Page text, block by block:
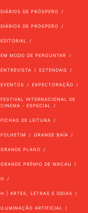
DIÁRIOS DE PRÓSPERO
DIÁRIOS DE PRÓSPERO
EDITORIAL
EM MODO DE PERGUNTAR
ENTREVISTA ESTENDAIS
EVENTOS EXPECTORAÇÃO
FESTIVAL INTERNACIONAL DE
CINEMA - ESPECIAL
FICHAS DE LEITURA
FOLHETIM GRANDE BAÍA
GRANDE PLANO
GRANDE PRÉMIO DE MACAU
H
H | ARTES, LETRAS E IDEIAS
ILUMINAÇÃO ARTIFICIAL